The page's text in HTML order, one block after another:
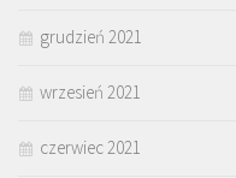
grudzień 2021
wrzesień 2021
czerwiec 2021